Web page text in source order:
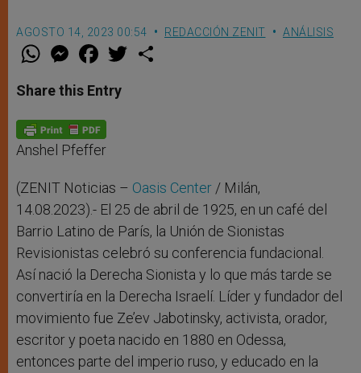
AGOSTO 14, 2023 00:54 REDACCIÓN ZENIT ANÁLISIS
W
t
s
p
p
M
e
s
e
g
e
r
F
a
e
b
o
k
w
Share this Entry
Anshel Pfeffer
(ZENIT Noticias – Oasis Center / Milán,
14.08.2023).- El 25 de abril de 1925, en un café del
Barrio Latino de París, la Unión de Sionistas
Revisionistas celebró su conferencia fundacional.
Así nació la Derecha Sionista y lo que más tarde se
convertiría en la Derecha Israelí. Líder y fundador del
movimiento fue Ze’ev Jabotinsky, activista, orador,
escritor y poeta nacido en 1880 en Odessa,
entonces parte del imperio ruso, y educado en la